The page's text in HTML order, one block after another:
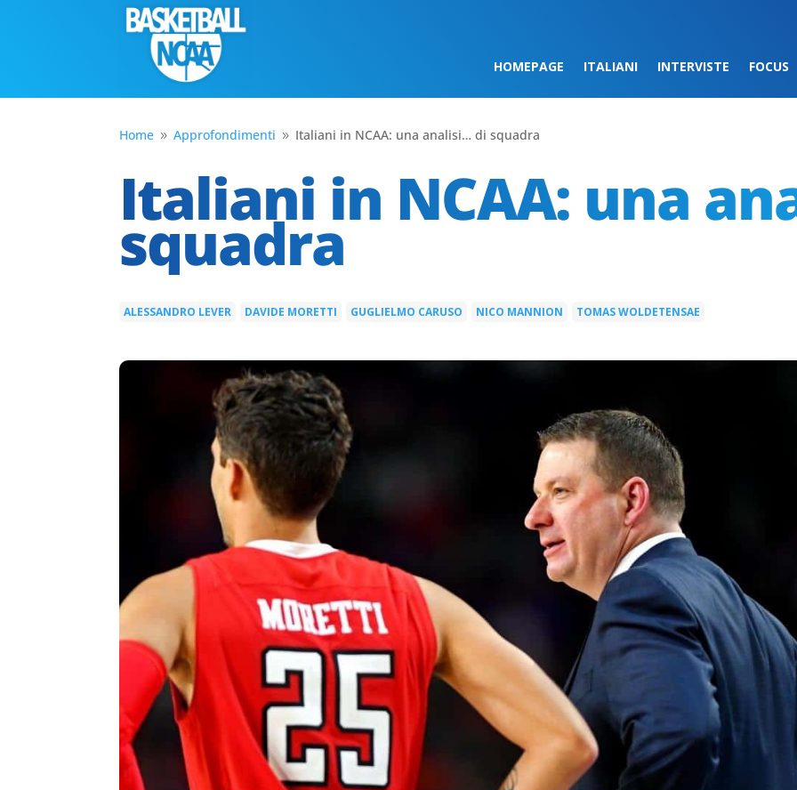
HOMEPAGE ITALIANI INTERVISTE FOCUS
Home 9 Approfondimenti 9 Italiani in NCAA: una analisi… di squadra
Italiani in NCAA: una
squadra
ALESSANDRO LEVER DAVIDE MORETTI GUGLIELMO CARUSO NICO MANNION TOMAS WOLDETENSAE